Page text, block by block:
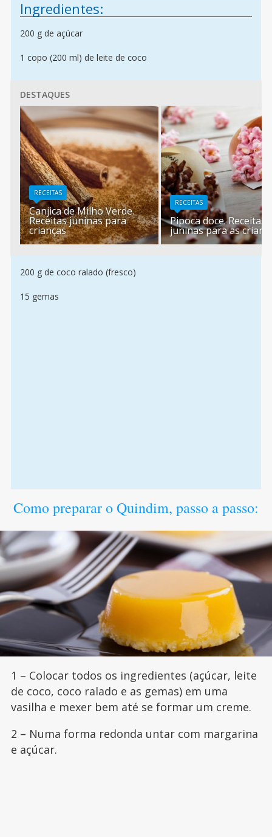
Ingredientes:
200 g de açúcar
1 copo (200 ml) de leite de coco
DESTAQUES
RECEITAS
Canjica de Milho Verde.
Receitas juninas para
crianças
RECEITAS
Pipoca doce. Receitas
juninas para as
200 g de coco ralado (fresco)
15 gemas
Como preparar o Quindim, passo a passo:
1 – Colocar todos os ingredientes (açúcar, leite
de coco, coco ralado e as gemas) em uma
vasilha e mexer bem até se formar um creme.
2 – Numa forma redonda untar com margarina
e açúcar.